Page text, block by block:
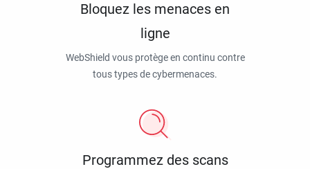
Bloquez les menaces en
ligne
WebShield vous protège en continu contre
tous types de cybermenaces.
Programmez des scans